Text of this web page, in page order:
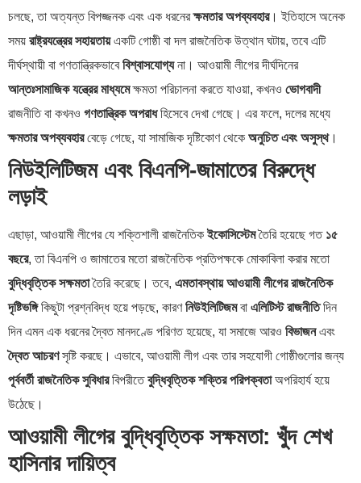
চলছে, তা অত্যন্ত বিপজ্জনক এবং এক ধরনেরক্ষমতার অপব্যবহার। ইতিহাসে অনেক
সময় রাষ্ট্রযন্ত্রের সহায়তায়একটি গোষ্ঠী বা দল রাজনৈতিক উত্থান ঘটায়, তবে এটি
দীর্ঘস্থায়ী বা গণতান্ত্রিকভাবেবিশ্বাসযোগ্যনা। আওয়ামী লীগের দীর্ঘদিনের
আন্তঃসামাজিক যন্ত্রের মাধ্যমেক্ষমতা পরিচালনা করতে যাওয়া, কখনও ভোগবাদী
রাজনীতি বা কখনও গণতান্ত্রিক অপরাধহিসেবে দেখা গেছে। এর ফলে, দলের মধ্যে
ক্ষমতার অপব্যবহারবেড়ে গেছে, যা সামাজিক দৃষ্টিকোণ থেকে অনুচিত এবং অসুস্থ।
নিউইলিটিজম এবং বিএনপি-জামাতের বিরুদ্ধে
লড়াই
এছাড়া, আওয়ামী লীগের যে শক্তিশালী রাজনৈতিকইকোসিস্টেমতৈরি হয়েছে গত ১৫
বছরে, তা বিএনপি ও জামাতের মতো রাজনৈতিক প্রতিপক্ষকে মোকাবিলা করার মতো
বুদ্ধিবৃত্তিক সক্ষমতাতৈরি করেছে। তবে, এমতাবস্থায় আওয়ামী লীগের রাজনৈতিক
দৃষ্টিভঙ্গিকিছুটা প্রশ্নবিদ্ধ হয়ে পড়ছে, কারণনিউইলিটিজমবা এলিটিস্ট রাজনীতিদিন
দিন এমন এক ধরনের দ্বৈত মানদণ্ডে পরিণত হয়েছে, যা সমাজে আরও বিভাজনএবং
দ্বৈত আচরণসৃষ্টি করছে। এভাবে, আওয়ামী লীগ এবং তার সহযোগী গোষ্ঠীগুলোর জন্য
পূর্ববর্তী রাজনৈতিক সুবিধারবিপরীতেবুদ্ধিবৃত্তিক শক্তির পরিপক্বতাঅপরিহার্য হয়ে
উঠেছে।
আওয়ামী লীগের বুদ্ধিবৃত্তিক সক্ষমতা: খুঁদ শেখ
হাসিনার দায়িত্ব